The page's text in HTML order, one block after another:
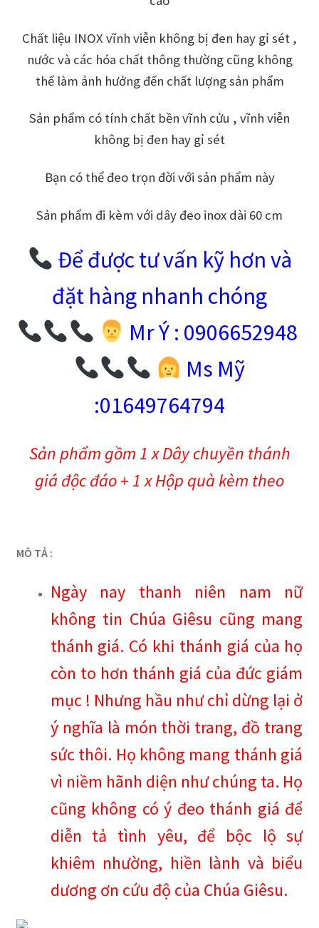
Chất liệu INOX vĩnh viễn không bị đen hay gỉ sét ,
nước và các hóa chất thông thường cũng không
thể làm ảnh hưởng đến chất lượng sản phẩm
Sản phẩm có tính chất bền vĩnh cửu , vĩnh viễn
không bị đen hay gỉ sét
Bạn có thể đeo trọn đời với sản phẩm này
Sản phẩm đi kèm với dây đeo inox dài 60 cm
Để được tư vấn kỹ hơn và
đặt hàng nhanh chóng
Mr Ý : 0906652948
Ms Mỹ
:01649764794
Sản phẩm gồm 1 x Dây chuyền thánh
giá độc đáo + 1 x Hộp quà kèm theo
MÔ TẢ :
Ngày nay thanh niên nam nữ
không tin Chúa Giêsu cũng mang
thánh giá. Có khi thánh giá của họ
còn to hơn thánh giá của đức giám
mục ! Nhưng hầu như chỉ dừng lại ở
ý nghĩa là món thời trang, đồ trang
sức thôi. Họ không mang thánh giá
vì niềm hãnh diện như chúng ta. Họ
cũng không có ý đeo thánh giá để
diễn tả tình yêu, để bộc lộ sự
khiêm nhường, hiền lành và biểu
dương ơn cứu độ của Chúa Giêsu.